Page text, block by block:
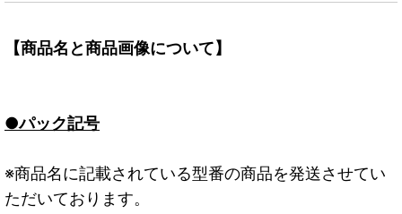
【商品名と商品画像について】
●パック記号
※商品名に記載されている型番の商品を発送させてい
ただいております。